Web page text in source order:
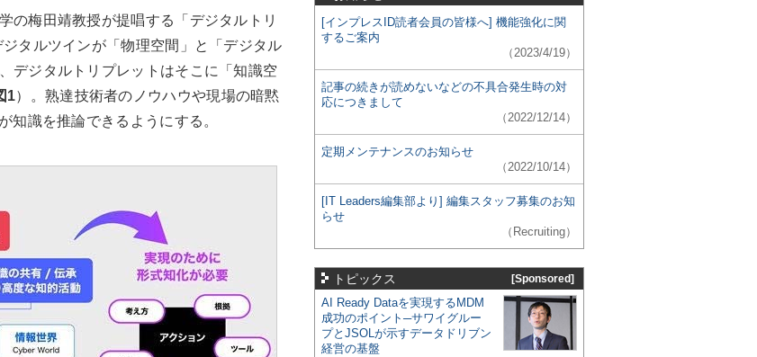
梅田靖教授が提唱する「デジタルトリ
タルツインが「物理空間」と「デジタル
デジタルトリプレットはそこに「知識空
1）。熟達技術者のノウハウや現場の暗黙
知識を推論できるようにする。
[インプレスID読者会員の皆様へ] 機能強化に関
するご案内
（2023/4/19）
記事の続きが読めないなどの不具合発生時の対
応につきまして
（2022/12/14）
定期メンテナンスのお知らせ
（2022/10/14）
[IT Leaders編集部より] 編集スタッフ募集のお知
らせ
（Recruiting）
トピックス [Sponsored]
AI Ready Dataを実現するMDM
成功のポイント─サワイグルー
プとJSOLが示すデータドリブン
経営の基盤